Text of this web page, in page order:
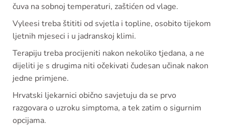
čuva na sobnoj temperaturi, zaštićen od vlage.
Vyleesi treba štititi od svjetla i topline, osobito tijekom
ljetnih mjeseci i u jadranskoj klimi.
Terapiju treba procijeniti nakon nekoliko tjedana, a ne
dijeliti je s drugima niti očekivati čudesan učinak nakon
jedne primjene.
Hrvatski ljekarnici obično savjetuju da se prvo
razgovara o uzroku simptoma, a tek zatim o sigurnim
opcijama.